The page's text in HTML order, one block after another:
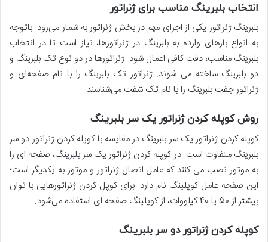
انتخاب بلبرینگ مناسب برای ژنراتور
بلبرینگ ژنراتور یکی از اجزای مهم در بخش ژنراتور به شمار می‌رود. باتوجه
به انواع بارهای وارده به بلبرینگ در ژنراتورها، نیاز است تا در انتخاب
بلبرینگ مناسب، دقت کافی اعمال شود. ژنراتورها در دو نوع تک بلبرینگ و
دو بلبرینگ ساخته می شوند. ژنراتور تک بلبرینگ را با نام صفحه­‌ای و
ژنراتور جفت بلبرینگ را با نام تک شفت می­‌شناسند.
روش کوپله کردن ژنراتور یک سر بلبرینگ
کوپله کردن ژنراتور یک سر بلبرینگ در مقایسه با کوپله کردن ژنراتور دو سر
بلبرینگ متفاوت است. در کوپله کردن ژنراتور یک سر بلبرینگ، صفحه ای را
به موتور نصب می ­کنند که عامل اتصال ژنراتور و موتور به یکدیگر است؛
این صفحه عامل کوپلینگ نام دارد. برای کوپل کردن ژنراتورهایی با توان
بیشتر از 50 یا 40 کیلووات، از کوپلینگ صفحه ای استفاده می­‌شود.
کوپله کردن ژنراتور دو سر بلبرینگ